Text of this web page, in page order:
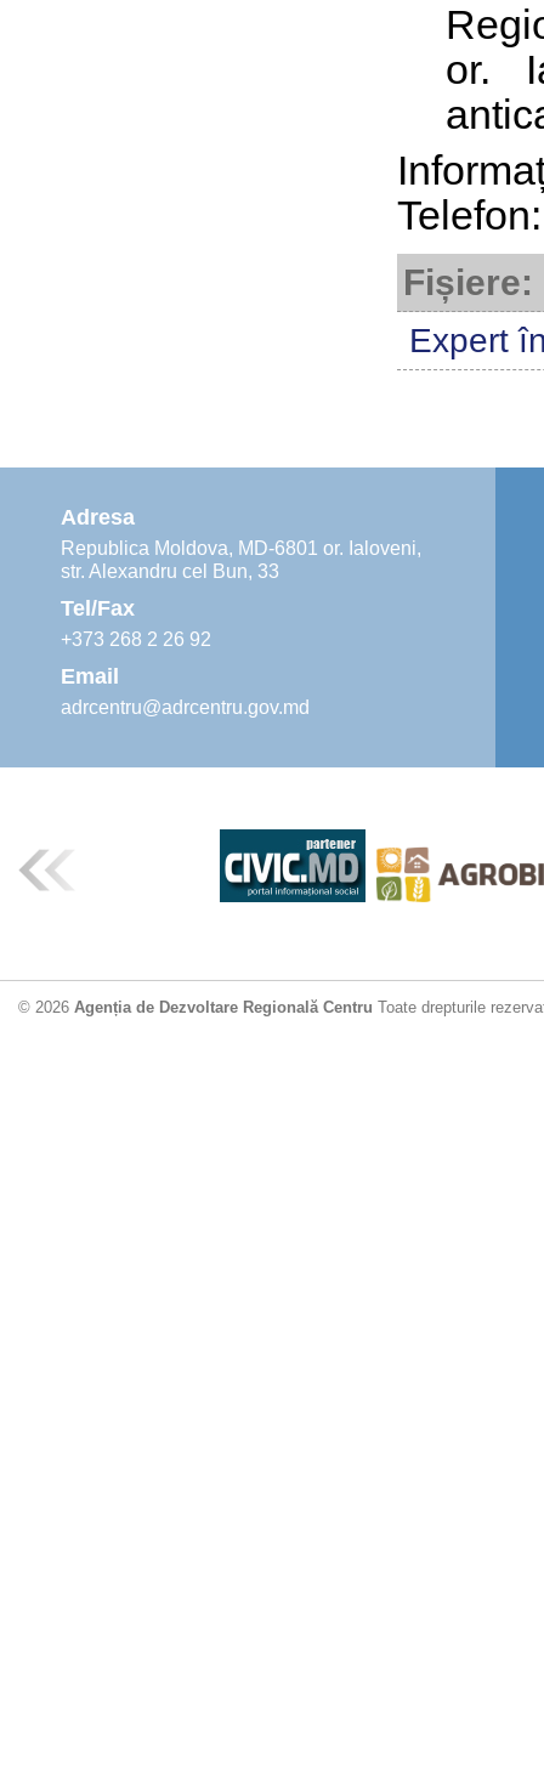
or.
Fișiere:
Expert
Adresa
Republica Moldova, MD-6801 or. Ialoveni,
str. Alexandru cel Bun, 33
Tel/Fax
+373 268 2 26 92
Email
adrcentru@adrcentru.gov.md
© 2026 Agenția de Dezvoltare Regională Centru Toate drepturile